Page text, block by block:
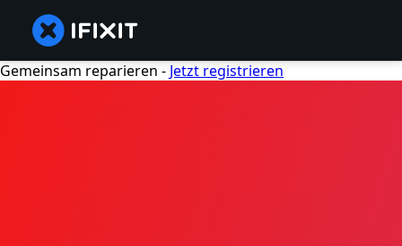
Gemeinsam reparieren - Jetzt registrieren